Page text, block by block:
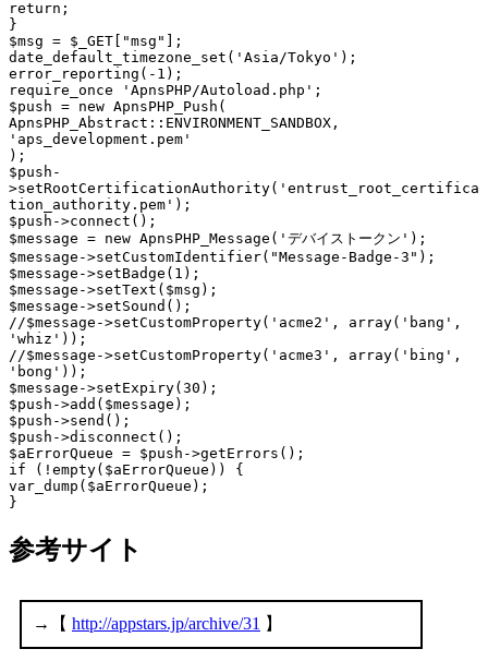
return;
}
$msg = $_GET["msg"];
date_default_timezone_set('Asia/Tokyo');
error_reporting(-1);
require_once 'ApnsPHP/Autoload.php';
$push = new ApnsPHP_Push(
ApnsPHP_Abstract::ENVIRONMENT_SANDBOX,
'aps_development.pem'
);
$push-
>setRootCertificationAuthority('entrust_root_certifica
tion_authority.pem');
$push->connect();
$message = new ApnsPHP_Message('デバイストークン');
$message->setCustomIdentifier("Message-Badge-3");
$message->setBadge(1);
$message->setText($msg);
$message->setSound();
//$message->setCustomProperty('acme2', array('bang',
'whiz'));
//$message->setCustomProperty('acme3', array('bing',
'bong'));
$message->setExpiry(30);
$push->add($message);
$push->send();
$push->disconnect();
$aErrorQueue = $push->getErrors();
if (! empty($aErrorQueue)) {
var_dump($aErrorQueue);
参考サイト